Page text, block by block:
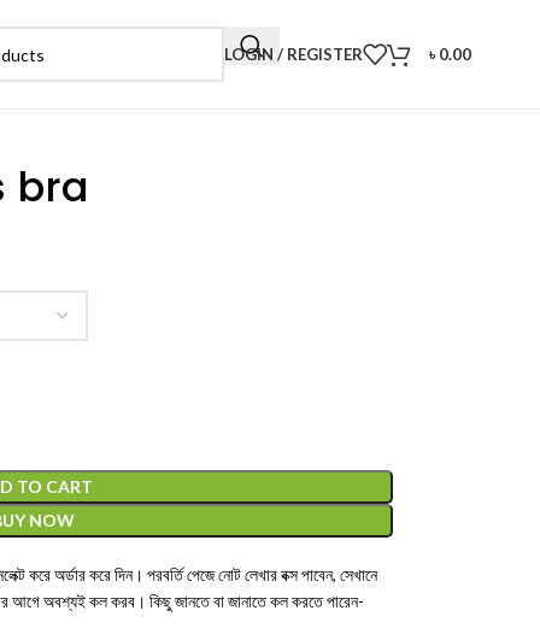
LOGIN / REGISTER ৳0.00
bra
TO CART
NOW
করে অর্ডার করে দিন। পরবর্তি পেজে নোট লেখার বক্স পাবেন, সেখানে
আগে অবশ্যই কল করব। কিছু জানতে বা জানাতে কল করতে পারেন-